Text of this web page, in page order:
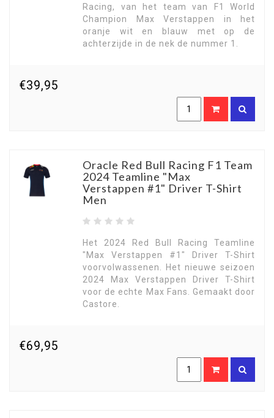
Racing, van het team van F1 World
Champion Max Verstappen in het
oranje wit en blauw met op de
achterzijde in de nek de nummer 1.
€39,95
Oracle Red Bull Racing F1 Team
2024 Teamline "Max
Verstappen #1" Driver T-Shirt
Men
Het 2024 Red Bull Racing Teamline
"Max Verstappen #1" Driver T-Shirt
voorvolwassenen. Het nieuwe seizoen
2024 Max Verstappen Driver T-Shirt
voor de echte Max Fans. Gemaakt door
Castore.
€69,95